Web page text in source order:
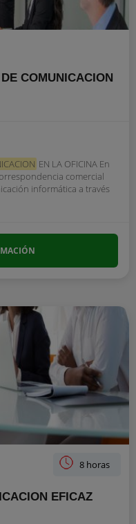
COMUNICACION
EN LA OFICINA En
comercial
informática a través
8 horas
EFICAZ